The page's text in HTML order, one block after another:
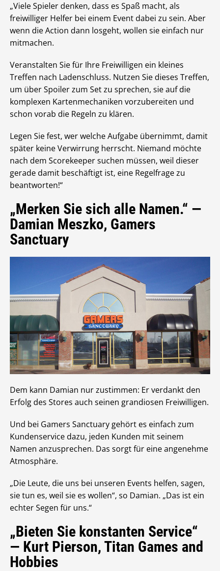
„Viele Spieler denken, dass es Spaß macht, als
freiwilliger Helfer bei einem Event dabei zu sein. Aber
wenn die Action dann losgeht, wollen sie einfach nur
mitmachen.
Veranstalten Sie für Ihre Freiwilligen ein kleines
Treffen nach Ladenschluss. Nutzen Sie dieses Treffen,
um über Spoiler zum Set zu sprechen, sie auf die
komplexen Kartenmechaniken vorzubereiten und
schon vorab die Regeln zu klären.
Legen Sie fest, wer welche Aufgabe übernimmt, damit
später keine Verwirrung herrscht. Niemand möchte
nach dem Scorekeeper suchen müssen, weil dieser
gerade damit beschäftigt ist, eine Regelfrage zu
beantworten!“
„Merken Sie sich alle Namen.“ —
Damian Meszko, Gamers
Sanctuary
Dem kann Damian nur zustimmen: Er verdankt den
Erfolg des Stores auch seinen grandiosen Freiwilligen.
Und bei Gamers Sanctuary gehört es einfach zum
Kundenservice dazu, jeden Kunden mit seinem
Namen anzusprechen. Das sorgt für eine angenehme
Atmosphäre.
„Die Leute, die uns bei unseren Events helfen, sagen,
sie tun es, weil sie es wollen“, so Damian. „Das ist ein
echter Segen für uns.“
„Bieten Sie konstanten Service“
— Kurt Pierson, Titan Games and
Hobbies